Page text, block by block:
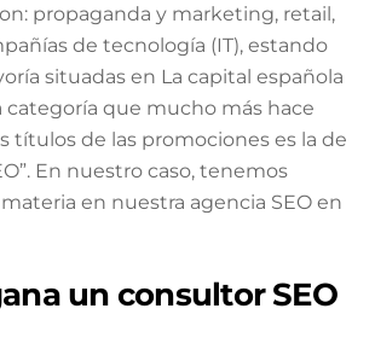
propaganda y marketing, retail,
de tecnología (IT), estando
situadas en La capital española
categoría que mucho más hace
títulos de las promociones es la de
En nuestro caso, tenemos
en nuestra agencia SEO en
un consultor SEO